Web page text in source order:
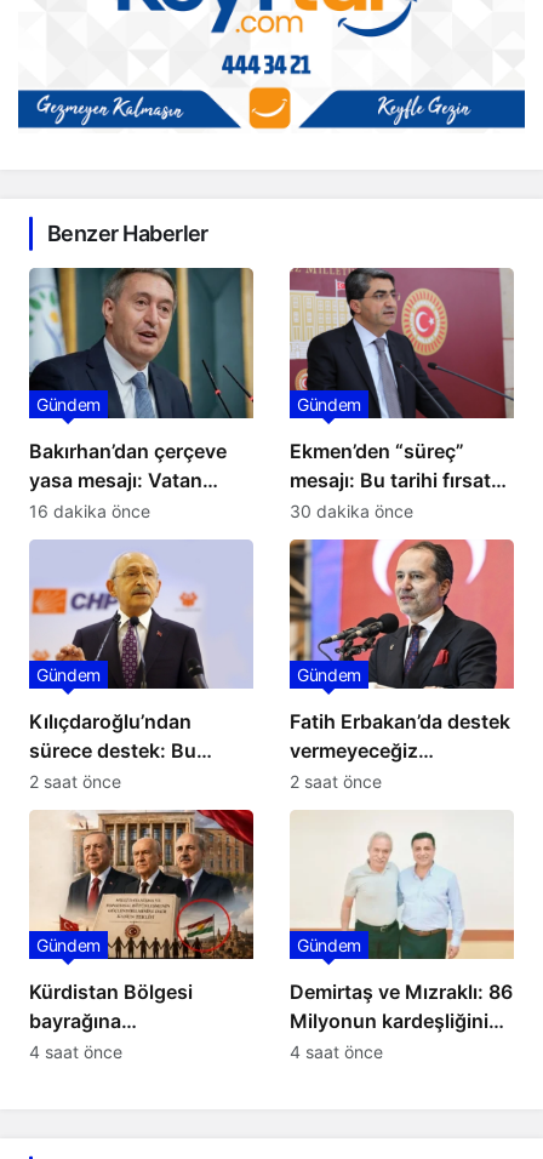
Benzer Haberler
Bakırhan’dan çerçeve
yasa mesajı: Vatan
ortak, gelecek ortaktır
Gündem
16 dakika önce
Ekmen’den “süreç”
mesajı: Bu tarihi fırsat
yeni bir keşkeye
dönüşmesin
Gündem
30 dakika önce
Kılıçdaroğlu’ndan
sürece destek: Bu
sürece tereddütsüz
katkı vereceğiz
Gündem
2 saat önce
Fatih Erbakan’da destek
vermeyeceğiz
açıklaması: Süreç
yasası TBMM’de
Gündem
2 saat önce
Kürdistan Bölgesi
bayrağına
tahammülsüzlük Bakan
Gündem
4 saat önce
Demirtaş ve Mızraklı: 86
Milyonun kardeşliğini
güçlendirelim
Gündem
4 saat önce